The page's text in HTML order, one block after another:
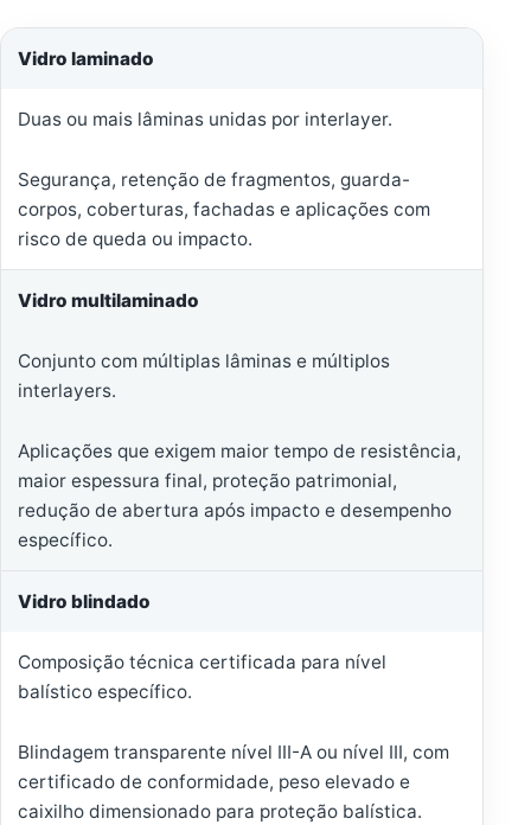
Vidro laminado
Duas ou mais lâminas unidas por interlayer.
Segurança, retenção de fragmentos, guarda-
corpos, coberturas, fachadas e aplicações com
risco de queda ou impacto.
Vidro multilaminado
Conjunto com múltiplas lâminas e múltiplos
interlayers.
Aplicações que exigem maior tempo de resistência,
maior espessura final, proteção patrimonial,
redução de abertura após impacto e desempenho
específico.
Vidro blindado
Composição técnica certificada para nível
balístico específico.
Blindagem transparente nível III-A ou nível III, com
certificado de conformidade, peso elevado e
caixilho dimensionado para proteção balística.